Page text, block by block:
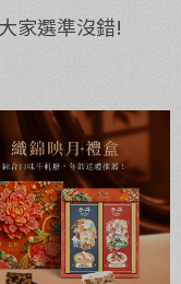
家選準沒錯!